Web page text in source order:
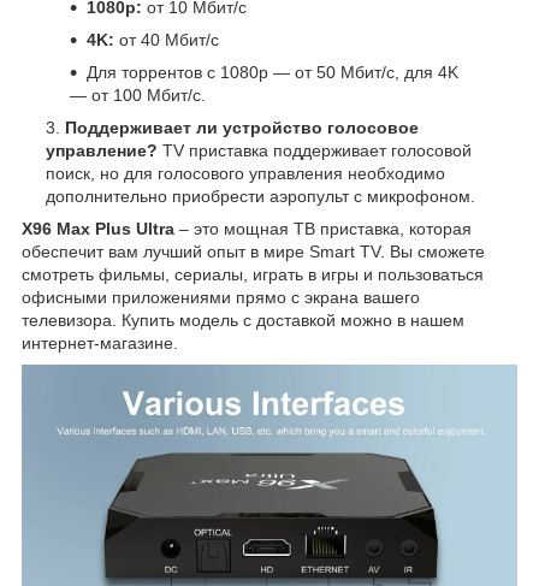
1080p: от 10 Мбит/с
4K: от 40 Мбит/с
Для торрентов с 1080p — от 50 Мбит/с, для 4K
— от 100 Мбит/с.
Поддерживает ли устройство голосовое
управление? TV приставка поддерживает голосовой
поиск, но для голосового управления необходимо
дополнительно приобрести аэропульт с микрофоном.
X96 Max Plus Ultra – это мощная ТВ приставка, которая
обеспечит вам лучший опыт в мире Smart TV. Вы сможете
смотреть фильмы, сериалы, играть в игры и пользоваться
офисными приложениями прямо с экрана вашего
телевизора. Купить модель с доставкой можно в нашем
интернет-магазине.